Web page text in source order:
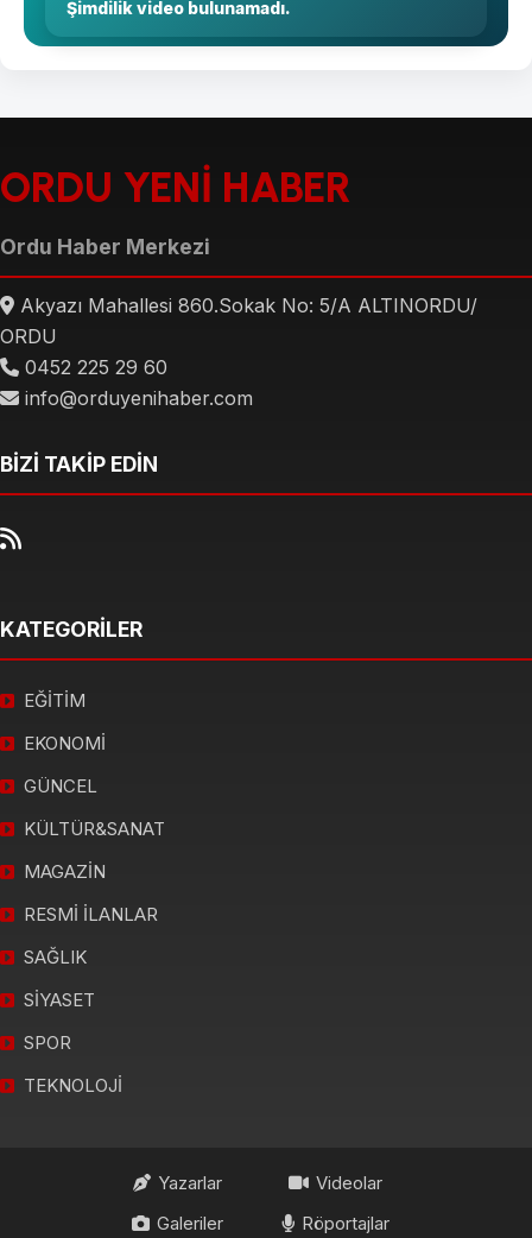
Şimdilik video bulunamadı.
ORDU YENİ HABER
Ordu Haber Merkezi
Akyazı Mahallesi 860.Sokak No: 5/A ALTINORDU/
ORDU
0452 225 29 60
info@orduyenihaber.com
BİZİ TAKİP EDİN
KATEGORİLER
EĞİTİM
EKONOMİ
GÜNCEL
KÜLTÜR&SANAT
MAGAZİN
RESMİ İLANLAR
SAĞLIK
SİYASET
SPOR
TEKNOLOJİ
Yazarlar
Videolar
Galeriler
Röportajlar